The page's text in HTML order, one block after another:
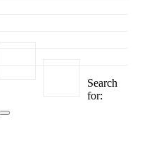
Search
for: